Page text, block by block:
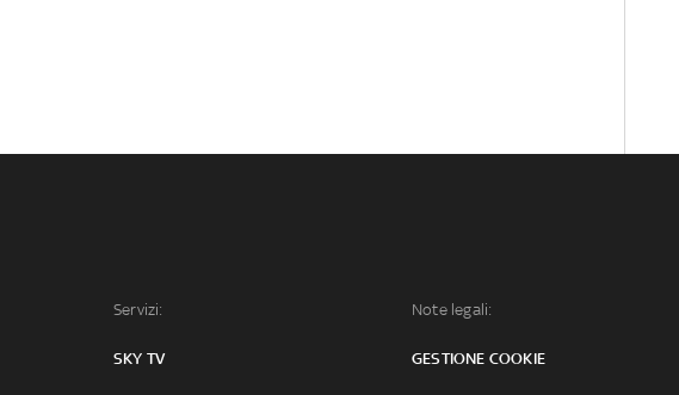
Servizi:
SKY TV
Note legali:
GESTIONE COOKIE